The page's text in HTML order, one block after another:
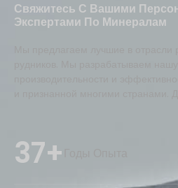
Свяжитесь С Вашими
Экспертами По Минералам
37+